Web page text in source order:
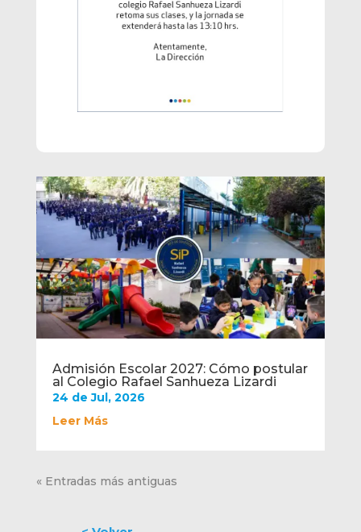
Admisión Escolar 2027: Cómo postular
al Colegio Rafael Sanhueza Lizardi
24 de Jul, 2026
Leer Más
« Entradas más antiguas